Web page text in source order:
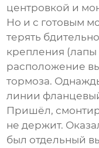
центровкой и
Но и с готовым
терять
крепления
расположение
тормоза.
линии
Пришёл,
не держит.
был отдельный